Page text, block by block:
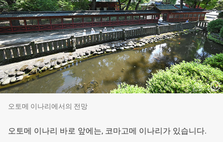
오토메 이나리에서의 전망
오토메 이나리 바로 앞에는, 코마고메 이나리가 있습니다.